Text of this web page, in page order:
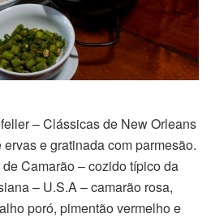
– Clássicas de New Orleans
e gratinada com parmesão.
Camarão – cozido típico da
– U.S.A – camarão rosa,
poró, pimentão vermelho e